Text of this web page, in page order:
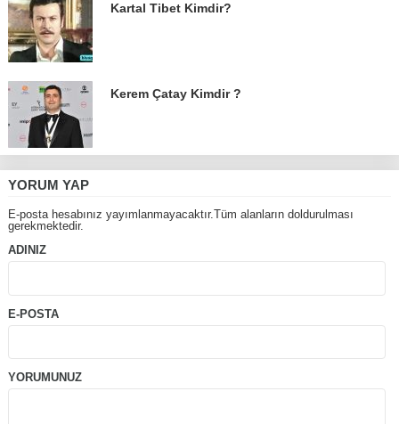
Kartal Tibet Kimdir?
Kerem Çatay Kimdir ?
YORUM YAP
E-posta hesabınız yayımlanmayacaktır.Tüm alanların doldurulması
gerekmektedir.
ADINIZ
E-POSTA
YORUMUNUZ